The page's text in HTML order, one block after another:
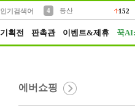
인기검색어
4
등산
152
기획전 판촉관 이벤트&제휴 꾹AI:
에버쇼핑